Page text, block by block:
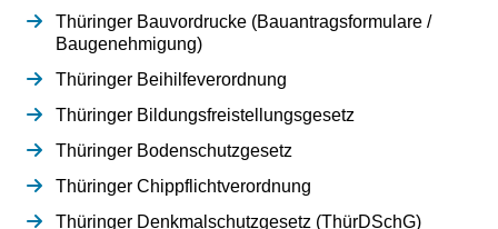
Thüringer Bauvordrucke (Bauantragsformulare /
Baugenehmigung)
Thüringer Beihilfeverordnung
Thüringer Bildungsfreistellungsgesetz
Thüringer Bodenschutzgesetz
Thüringer Chippflichtverordnung
Thüringer Denkmalschutzgesetz (ThürDSchG)